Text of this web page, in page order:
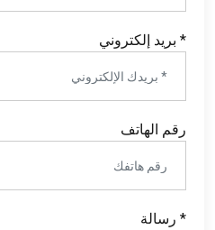
* بريد إلكتروني
رقم الهاتف
* رسالة